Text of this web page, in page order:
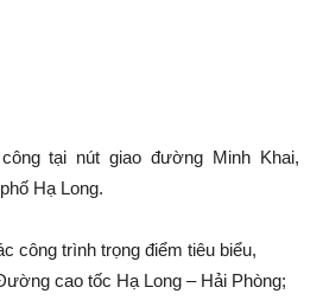
tại nút giao đường Minh Khai,
Hạ Long.
công trình trọng điểm tiêu biểu,
cao tốc Hạ Long – Hải Phòng;